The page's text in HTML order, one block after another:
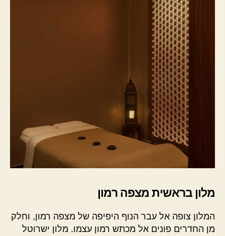
מלון בראשית מצפה רמון
המלון צופה אל עבר הנוף היפיפה של מצפה רמון, וחלק
מן החדרים פונים אל מכתש רמון עצמו. מלון ישרוטל